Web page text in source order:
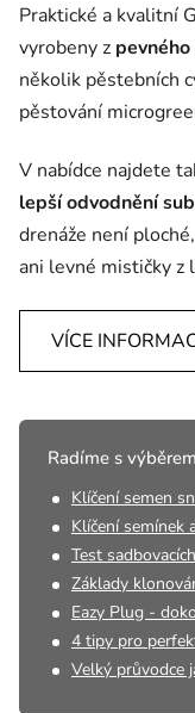
Praktické a kvalitní
vyrobeny z
několik pěstebních
pěstování
V nabídce najdete
lepší odvodnění
drenáže není
ani levné mističky z
VÍCE
Radíme s
Klíčení semen
Klíčení semínek
Test
Základy
Eazy Plug -
4 tipy pro
Velký průvodce